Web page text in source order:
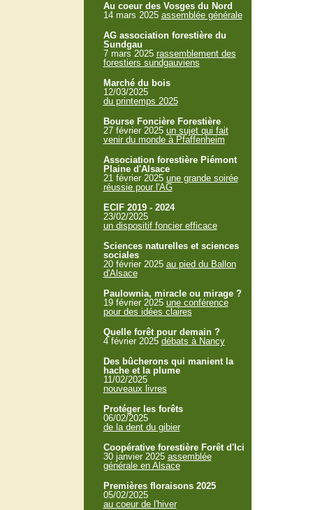
Au coeur des Vosges du Nord
14 mars 2025 assemblée générale
AG association forestière du
Sundgau
7 mars 2025 rassemblement des
forestiers sundgauviens
Marché du bois
12/03/2025
du printemps 2025
Bourse Foncière Forestière
27 février 2025 un sujet qui fait
venir du monde à Pfaffenheim
Association forestière Piémont
Plaine d'Alsace
21 février 2025 une grande soirée
réussie pour l'AG
ECIF 2019 - 2024
23/02/2025
un dispositif foncier efficace
Sciences naturelles et sciences
sociales
20 février 2025 au pied du Ballon
d'Alsace
Paulownia, miracle ou mirage ?
19 février 2025 une conférence
pour des idées claires
Quelle forêt pour demain ?
4 février 2025 débats à Nancy
Des bûcherons qui manient la
hache et la plume
11/02/2025
nouveaux livres
Protéger les forêts
06/02/2025
de la dent du gibier
Coopérative forestière Forêt d'Ici
30 janvier 2025 assemblée
générale en Alsace
Premières floraisons 2025
05/02/2025
au coeur de l'hiver